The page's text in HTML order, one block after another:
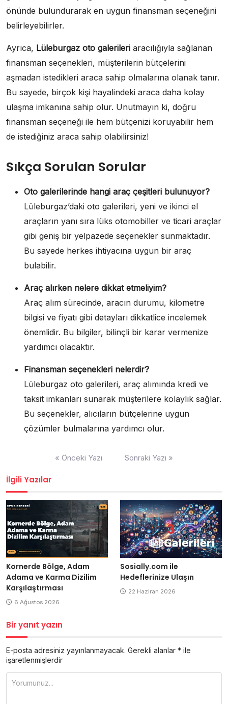
önünde bulundurarak en uygun finansman seçeneğini
belirleyebilirler.
Ayrıca, Lüleburgaz oto galerileri aracılığıyla sağlanan
finansman seçenekleri, müşterilerin bütçelerini
aşmadan istedikleri araca sahip olmalarına olanak tanır.
Bu sayede, birçok kişi hayalindeki araca daha kolay
ulaşma imkanına sahip olur. Unutmayın ki, doğru
finansman seçeneği ile hem bütçenizi koruyabilir hem
de istediğiniz araca sahip olabilirsiniz!
Sıkça Sorulan Sorular
Oto galerilerinde hangi araç çeşitleri bulunuyor?
Lüleburgaz’daki oto galerileri, yeni ve ikinci el
araçların yanı sıra lüks otomobiller ve ticari araçlar
gibi geniş bir yelpazede seçenekler sunmaktadır.
Bu sayede herkes ihtiyacına uygun bir araç
bulabilir.
Araç alırken nelere dikkat etmeliyim?
Araç alım sürecinde, aracın durumu, kilometre
bilgisi ve fiyatı gibi detayları dikkatlice incelemek
önemlidir. Bu bilgiler, bilinçli bir karar vermenize
yardımcı olacaktır.
Finansman seçenekleri nelerdir?
Lüleburgaz oto galerileri, araç alımında kredi ve
taksit imkanları sunarak müşterilere kolaylık sağlar.
Bu seçenekler, alıcıların bütçelerine uygun
çözümler bulmalarına yardımcı olur.
« Önceki Yazı Sonraki Yazı »
İlgili Yazılar
Kornerde Bölge, Adam
Adama ve Karma Dizilim
Karşılaştırması
6 Ağustos 2026
Sosially.com ile
Hedeflerinize Ulaşın
22 Haziran 2026
Bir yanıt yazın
E-posta adresiniz yayınlanmayacak. Gerekli alanlar * ile
işaretlenmişlerdir